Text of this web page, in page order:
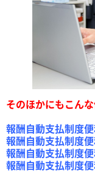
そのほかにもこん
報酬自動支払制度
報酬自動支払制度
報酬自動支払制度
報酬自動支払制度